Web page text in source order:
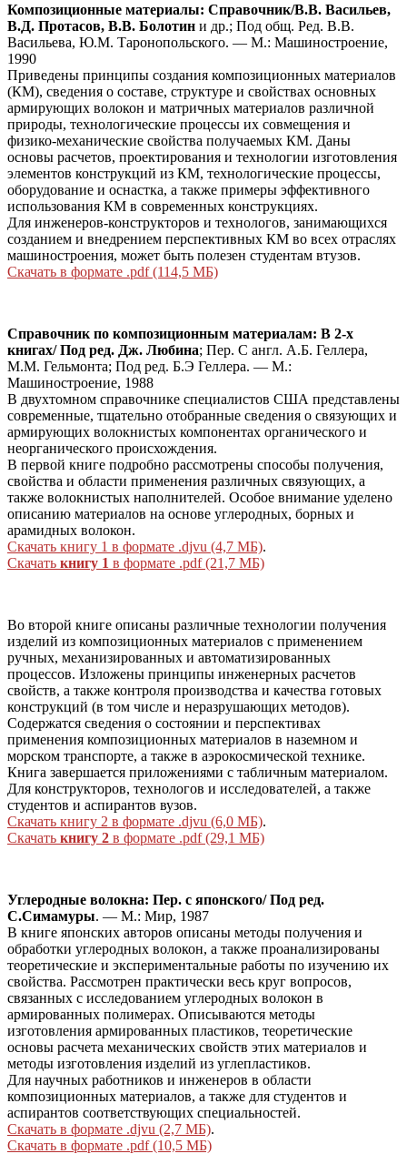
Композиционные материалы: Справочник/В.В. Васильев,
В.Д. Протасов, В.В. Болотин и др.; Под общ. Ред. В.В.
Васильева, Ю.М. Таронопольского. — М.: Машиностроение,
1990
Приведены принципы создания композиционных материалов
(КМ), сведения о составе, структуре и свойствах основных
армирующих волокон и матричных материалов различной
природы, технологические процессы их совмещения и
физико-механические свойства получаемых КМ. Даны
основы расчетов, проектирования и технологии изготовления
элементов конструкций из КМ, технологические процессы,
оборудование и оснастка, а также примеры эффективного
использования КМ в современных конструкциях.
Для инженеров-конструкторов и технологов, занимающихся
созданием и внедрением перспективных КМ во всех отраслях
машиностроения, может быть полезен студентам втузов.
Скачать в формате .pdf (114,5 МБ)
Справочник по композиционным материалам: В 2-х
книгах/ Под ред. Дж. Любина; Пер. С англ. А.Б. Геллера,
М.М. Гельмонта; Под ред. Б.Э Геллера. — М.:
Машиностроение, 1988
В двухтомном справочнике специалистов США представлены
современные, тщательно отобранные сведения о связующих и
армирующих волокнистых компонентах органического и
неорганического происхождения.
В первой книге подробно рассмотрены способы получения,
свойства и области применения различных связующих, а
также волокнистых наполнителей. Особое внимание уделено
описанию материалов на основе углеродных, борных и
арамидных волокон.
Скачать книгу 1 в формате .djvu (4,7 МБ).
Скачать книгу 1 в формате .pdf (21,7 МБ)
Во второй книге описаны различные технологии получения
изделий из композиционных материалов с применением
ручных, механизированных и автоматизированных
процессов. Изложены принципы инженерных расчетов
свойств, а также контроля производства и качества готовых
конструкций (в том числе и неразрушающих методов).
Содержатся сведения о состоянии и перспективах
применения композиционных материалов в наземном и
морском транспорте, а также в аэрокосмической технике.
Книга завершается приложениями с табличным материалом.
Для конструкторов, технологов и исследователей, а также
студентов и аспирантов вузов.
Скачать книгу 2 в формате .djvu (6,0 МБ).
Скачать книгу 2 в формате .pdf (29,1 МБ)
Углеродные волокна: Пер. с японского/ Под ред.
С.Симамуры. — М.: Мир, 1987
В книге японских авторов описаны методы получения и
обработки углеродных волокон, а также проанализированы
теоретические и экспериментальные работы по изучению их
свойства. Рассмотрен практически весь круг вопросов,
связанных с исследованием углеродных волокон в
армированных полимерах. Описываются методы
изготовления армированных пластиков, теоретические
основы расчета механических свойств этих материалов и
методы изготовления изделий из углепластиков.
Для научных работников и инженеров в области
композиционных материалов, а также для студентов и
аспирантов соответствующих специальностей.
Скачать в формате .djvu (2,7 МБ).
Скачать в формате .pdf (10,5 МБ)